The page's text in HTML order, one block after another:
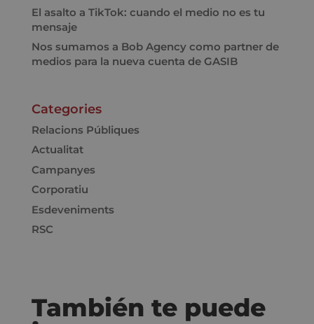
El asalto a TikTok: cuando el medio no es tu
mensaje
Nos sumamos a Bob Agency como partner de
medios para la nueva cuenta de GASIB
Categories
Relacions Públiques
Actualitat
Campanyes
Corporatiu
Esdeveniments
RSC
También te puede